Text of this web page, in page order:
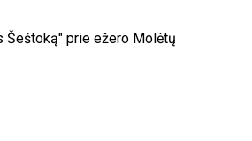
Šeštoką" prie ežero Molėtų